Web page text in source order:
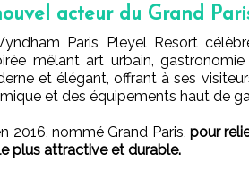
acteur du Grand
Paris Pleyel Resort
mêlant art urbain,
et élégant, offrant à ses
et des équipements haut de
2016, nommé Grand Paris, pour
plus attractive et durable.